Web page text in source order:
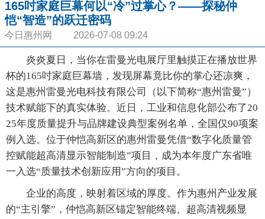
165吋家庭巨幕何以“冷”过掌心？——探秘仲
恺“智造”的跃迁密码
今日惠州网 2026-07-08 09:24
炎炎夏日，当你在雷曼光电展厅里触摸正在播放世界
杯的165吋家庭巨幕墙，发现屏幕竟比你的掌心还凉爽，
这是惠州雷曼光电科技有限公司（以下简称“惠州雷曼”）
技术赋能下的真实体验。近日，工业和信息化部公布了20
25年度质量提升与品牌建设典型案例名单，全国仅90项案
例入选。位于仲恺高新区的惠州雷曼凭借“数字化质量管
控赋能超高清显示智能制造”项目，成为本年度广东省唯
一入选“质量技术创新应用”方向的项目。
企业的高度，映射着区域的厚度。作为惠州产业发展
的“主引擎”，仲恺高新区锚定智能终端、超高清视频显